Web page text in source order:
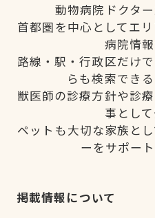
動物病院ドクタ
首都圏を中心としてエ
病院情報
路線・駅・行政区だけ
らも検索でき
獣医師の診療方針や診
事として
ペットも大切な家族と
ーをサポート
掲載情報について